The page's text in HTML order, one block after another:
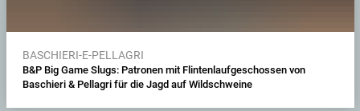
BASCHIERI-E-PELLAGRI
B&P Big Game Slugs: Patronen mit Flintenlaufgeschossen von
Baschieri & Pellagri für die Jagd auf Wildschweine